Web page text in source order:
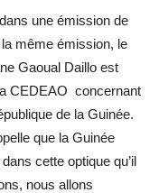
une émission de
même émission, le
Gaoual Daillo est
CEDEAO concernant
de la Guinée.
que la Guinée
cette optique qu’il
nous allons